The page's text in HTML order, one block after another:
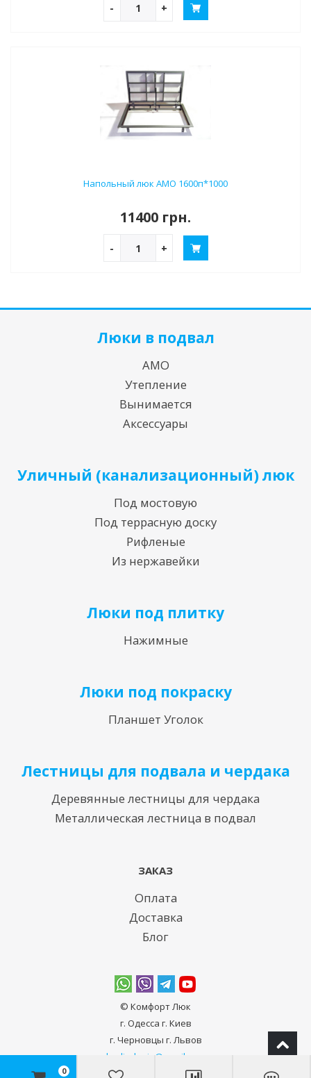
0
- +
Напольный люк АМО 1600п*1000
11400 грн.
- +
Люки в подвал
АМО
Утепление
Вынимается
Аксессуары
Уличный (канализационный) люк
Под мостовую
Под террасную доску
Рифленые
Из нержавейки
Люки под плитку
Нажимные
Люки под покраску
Планшет Уголок
Лестницы для подвала и чердака
Деревянные лестницы для чердака
Металлическая лестница в подвал
ЗАКАЗ
Оплата
Доставка
Блог
© Комфорт Люк
г. Одесcа г. Киев
г. Черновцы г. Львов
bodiadeeja@gmail.com